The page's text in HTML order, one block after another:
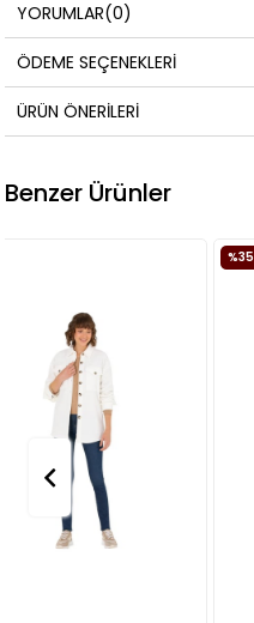
YORUMLAR(0)
ÖDEME SEÇENEKLERI
ÜRÜN ÖNERILERI
Benzer Ürünler